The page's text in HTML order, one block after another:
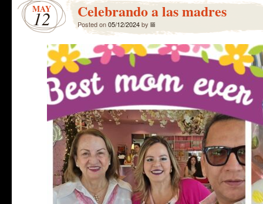
MAY
12 Celebrando a las madres
Posted on05/12/2024by lili